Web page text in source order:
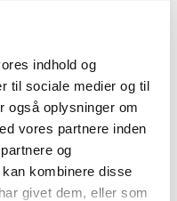
indhold og
til sociale medier og til
også oplysninger om
vores partnere inden
og
kombinere disse
givet dem, eller som